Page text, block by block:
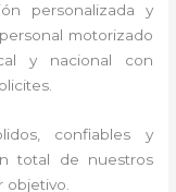
personalizada y
motorizado
y nacional con
confiables y
total de nuestros